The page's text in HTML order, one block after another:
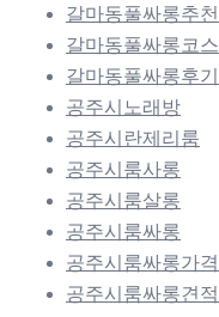
갈마동풀싸롱추천
갈마동풀싸롱코스
갈마동풀싸롱후기
공주시노래방
공주시란제리룸
공주시룸사롱
공주시룸살롱
공주시룸싸롱
공주시룸싸롱가격
공주시룸싸롱견적